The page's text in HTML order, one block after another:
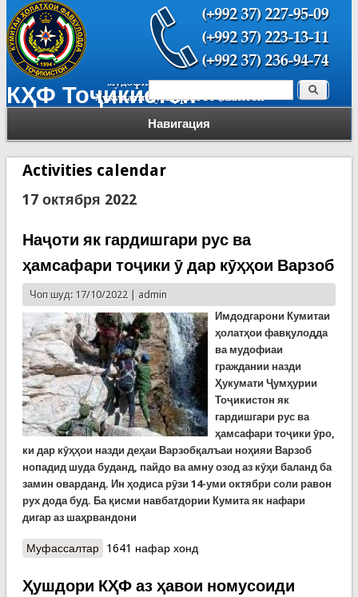
КҲФ Тоҷикистон
Навигация
Форма поиска Поиск
Activities calendar
17 октября 2022
Наҷоти як гардишгари рус ва
ҳамсафари тоҷики ӯ дар кӯҳҳои Варзоб
Чоп шуд: 17/10/2022 | admin
Имдодгарони Кумитаи
ҳолатҳои фавқулодда
ва мудофиаи
граждании назди
Ҳукумати Ҷумҳурии
Тоҷикистон як
гардишгари рус ва
ҳамсафари тоҷики ӯро,
ки дар кӯҳҳои назди деҳаи Варзобқалъаи ноҳияи Варзоб
нопадид шуда буданд, пайдо ва амну озод аз кӯҳи баланд ба
замин оварданд. Ин ҳодиса рӯзи 14-уми октябри соли равон
рух дода буд. Ба қисми навбатдории Кумита як нафари
дигар аз шаҳрвандони
Муфассалтаро Наҷоти як гардишгари рус ва ҳамсафари
1641 нафар хонд
Ҳушдори КҲФ аз ҳавои номусоиди